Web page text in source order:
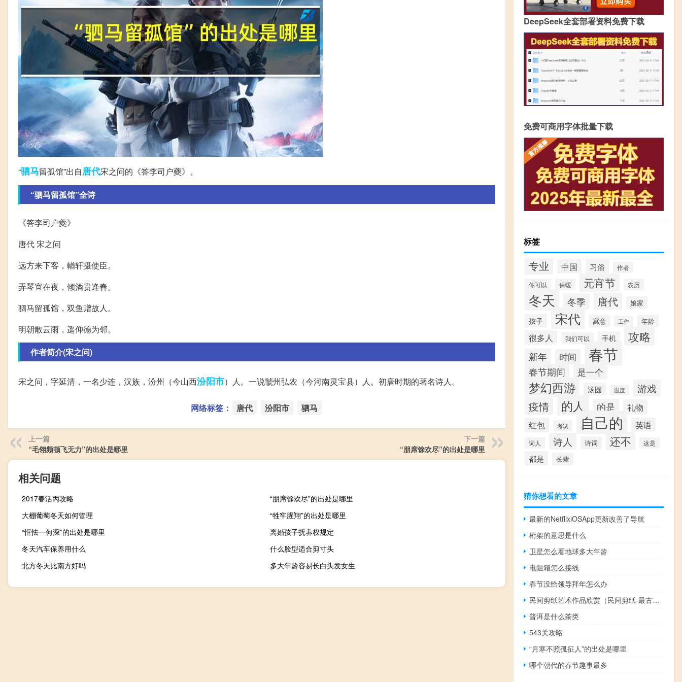
“驷马留孤馆”出自唐代宋之问的《答李司户夔》。
“驷马留孤馆”全诗
《答李司户夔》
唐代 宋之问
远方来下客，輶轩摄使臣。
弄琴宜在夜，倾酒贵逢春。
驷马留孤馆，双鱼赠故人。
明朝散云雨，遥仰德为邻。
作者简介(宋之问)
宋之问，字延清，一名少连，汉族，汾州（今山西汾阳市）人。一说虢州弘农（今河南灵宝县）人。初唐时期的著名诗人。
网络标签： 唐代 汾阳市 驷马
上一篇
“毛翎频顿飞无力”的出处是哪里
下一篇
“朋席馀欢尽”的出处是哪里
相关问题
2017春活丙攻略
“朋席馀欢尽”的出处是哪里
大棚葡萄冬天如何管理
“牲牢腥翔”的出处是哪里
“恇怯一何深”的出处是哪里
离婚孩子抚养权规定
冬天汽车保养用什么
什么脸型适合剪寸头
北方冬天比南方好吗
多大年龄容易长白头发女生
DeepSeek全套部署资料免费下载
免费可商用字体批量下载
标签
专业 中国 习俗 作者
你可以 保暖 元宵节 农历
冬天 冬季 唐代 娘家
孩子 宋代 寓意 工作 年龄
很多人 我们可以 手机 攻略
新年 时间 春节
春节期间 是一个
梦幻西游 汤圆 温度 游戏
疫情 的人 的是 礼物
红包 考试 自己的 英语
词人 诗人 诗词 还不 这是
都是 长辈
猜你想看的文章
最新的NetflixiOSApp更新改善了导航
桁架的意思是什么
卫星怎么看地球多大年龄
电阻箱怎么接线
春节没给领导拜年怎么办
民间剪纸艺术作品欣赏（民间剪纸-最古老的民间艺术之一简介）
普洱是什么茶类
543关攻略
“月寒不照孤征人”的出处是哪里
哪个朝代的春节趣事最多